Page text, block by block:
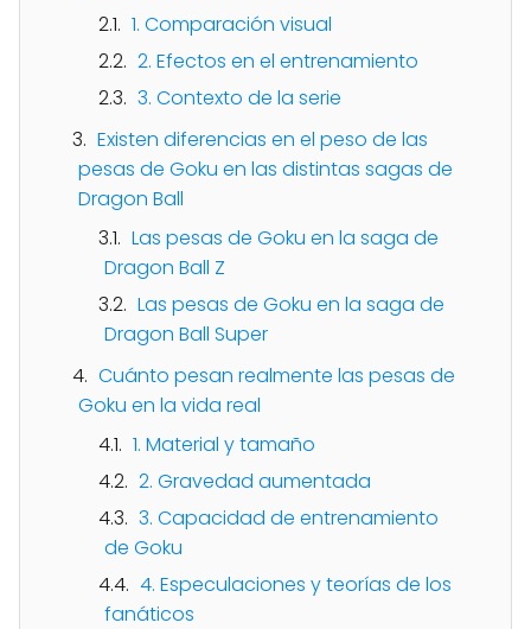
1. Comparación visual
2. Efectos en el entrenamiento
3. Contexto de la serie
Existen diferencias en el peso de las
pesas de Goku en las distintas sagas de
Dragon Ball
Las pesas de Goku en la saga de
Dragon Ball Z
Las pesas de Goku en la saga de
Dragon Ball Super
Cuánto pesan realmente las pesas de
Goku en la vida real
1. Material y tamaño
2. Gravedad aumentada
3. Capacidad de entrenamiento
de Goku
4. Especulaciones y teorías de los
fanáticos